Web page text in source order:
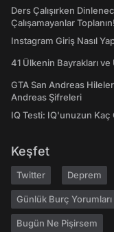
Ders Çalışırken
Çalışamayanlar Toplanın!
Instagram Giriş Nasıl
41 Ülkenin Bayrakları ve
GTA San Andreas
Andreas Şifreleri
IQ Testi: IQ'unuzun
Keşfet
Twitter Deprem
Günlük Burç Yorumları
Bugün Ne Pişirsem